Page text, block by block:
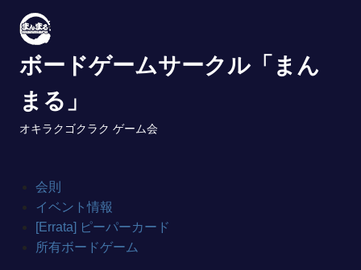
content
ボードゲームサークル「まん
まる」
オキラクゴクラク ゲーム会
会則
イベント情報
[Errata] ピーパーカード
所有ボードゲーム